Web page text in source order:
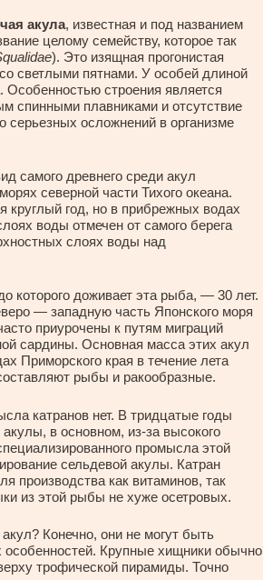
акула, известная и под названием
целому семейству, которое так
). Это изящная прогонистая
светлыми пятнами. У особей длиной
строения является
спинными плавниками и отсутствие
серьезных осложнений в организме
самого древнего среди акул
северной части Тихого океана.
круглый год, но в прибрежных водах
воды отмечен от самого берега
слоях воды над
которого доживает эта рыба, — 30 лет.
— западную часть Японского моря
приурочены к путям миграций
сардины. Основная масса этих акул
Приморского края в течение лета
рыбы и ракообразные.
катранов нет. В тридцатые годы
в основном, из-за высокого
промысла этой
сельдевой акулы. Катран
производства как витаминов, так
из этой рыбы не хуже осетровых.
Конечно, они не могут быть
Крупные хищники обычно
трофической пирамиды. Точно